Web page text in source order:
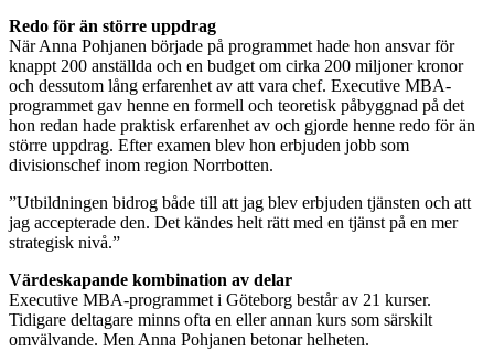
Redo för än större uppdrag
När Anna Pohjanen började på programmet hade hon ansvar för
knappt 200 anställda och en budget om cirka 200 miljoner kronor
och dessutom lång erfarenhet av att vara chef. Executive MBA-
programmet gav henne en formell och teoretisk påbyggnad på det
hon redan hade praktisk erfarenhet av och gjorde henne redo för än
större uppdrag. Efter examen blev hon erbjuden jobb som
divisionschef inom region Norrbotten.
”Utbildningen bidrog både till att jag blev erbjuden tjänsten och att
jag accepterade den. Det kändes helt rätt med en tjänst på en mer
strategisk nivå.”
Värdeskapande kombination av delar
Executive MBA-programmet i Göteborg består av 21 kurser.
Tidigare deltagare minns ofta en eller annan kurs som särskilt
omvälvande. Men Anna Pohjanen betonar helheten.